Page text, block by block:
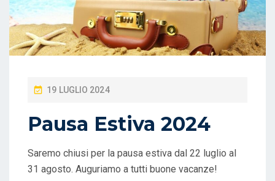
P
S
E
D
19 LUGLIO 2024
Pausa Estiva 2024
Saremo chiusi per la pausa estiva dal 22 luglio al
31 agosto. Auguriamo a tutti buone vacanze!